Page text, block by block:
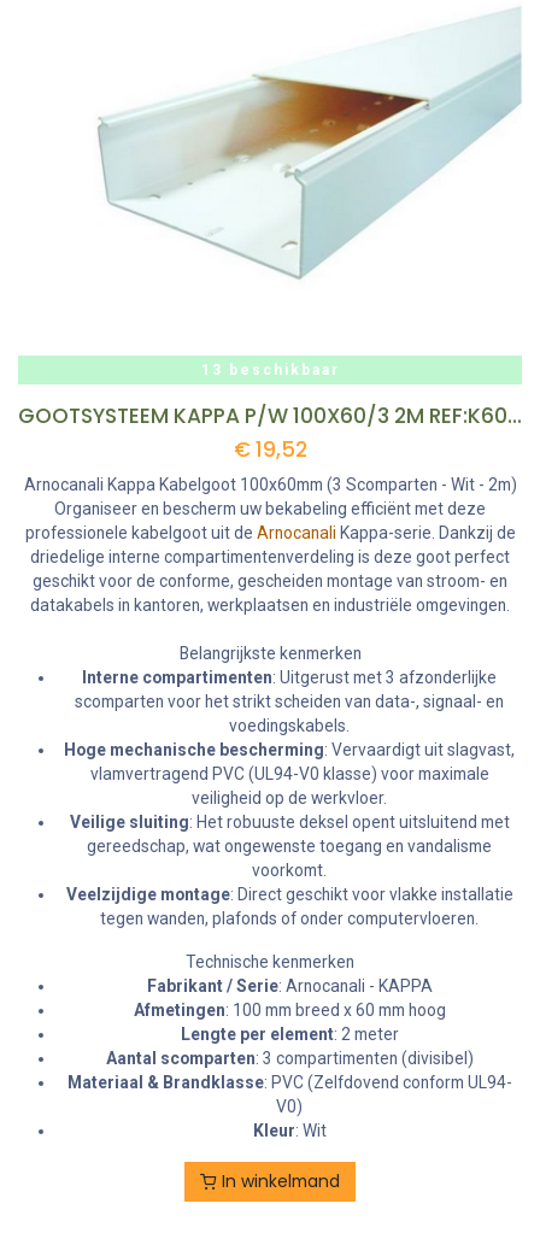
13 beschikbaar
GOOTSYSTEEM KAPPA P/W 100X60/3 2M REF:K60100.3
€19,52
Arnocanali Kappa Kabelgoot 100x60mm (3 Scomparten - Wit - 2m)
Organiseer en bescherm uw bekabeling efficiënt met deze
professionele kabelgoot uit de Arnocanali Kappa-serie. Dankzij de
driedelige interne compartimentenverdeling is deze goot perfect
geschikt voor de conforme, gescheiden montage van stroom- en
datakabels in kantoren, werkplaatsen en industriële omgevingen.
Belangrijkste kenmerken
Interne compartimenten: Uitgerust met 3 afzonderlijke
scomparten voor het strikt scheiden van data-, signaal- en
voedingskabels.
Hoge mechanische bescherming: Vervaardigt uit slagvast,
vlamvertragend PVC (UL94-V0 klasse) voor maximale
veiligheid op de werkvloer.
Veilige sluiting: Het robuuste deksel opent uitsluitend met
gereedschap, wat ongewenste toegang en vandalisme
voorkomt.
Veelzijdige montage: Direct geschikt voor vlakke installatie
tegen wanden, plafonds of onder computervloeren.
Technische kenmerken
Fabrikant / Serie: Arnocanali - KAPPA
Afmetingen: 100 mm breed x 60 mm hoog
Lengte per element: 2 meter
Aantal scomparten: 3 compartimenten (divisibel)
Materiaal & Brandklasse: PVC (Zelfdovend conform UL94-
V0)
Kleur: Wit
In winkelmand